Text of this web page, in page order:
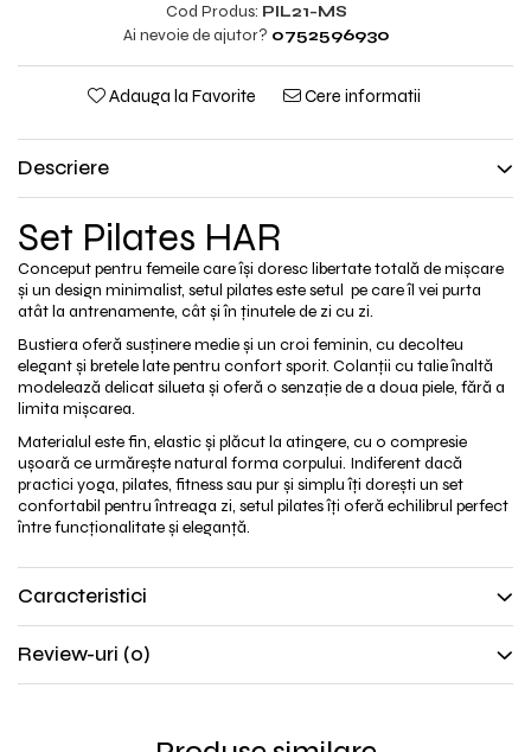
Cod Produs: PIL21-MS
Ai nevoie de ajutor? 0752596930
Adauga la Favorite Cere informatii
Descriere
Set Pilates HAR
Conceput pentru femeile care își doresc libertate totală de mișcare
și un design minimalist, setul pilates este setul pe care îl vei purta
atât la antrenamente, cât și în ținutele de zi cu zi.
Bustiera oferă susținere medie și un croi feminin, cu decolteu
elegant și bretele late pentru confort sporit. Colanții cu talie înaltă
modelează delicat silueta și oferă o senzație de a doua piele, fără a
limita mișcarea.
Materialul este fin, elastic și plăcut la atingere, cu o compresie
ușoară ce urmărește natural forma corpului. Indiferent dacă
practici yoga, pilates, fitness sau pur și simplu îți dorești un set
confortabil pentru întreaga zi, setul pilates îți oferă echilibrul perfect
între funcționalitate și eleganță.
Caracteristici
Review-uri (0)